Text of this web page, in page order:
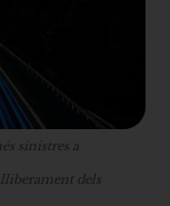
sinistres a
dels